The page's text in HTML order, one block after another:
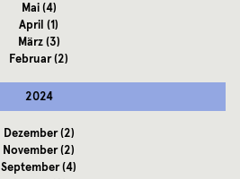
Mai(4)
April (1)
März(3)
Februar(2)
2024
Dezember(2)
November(2)
September(4)